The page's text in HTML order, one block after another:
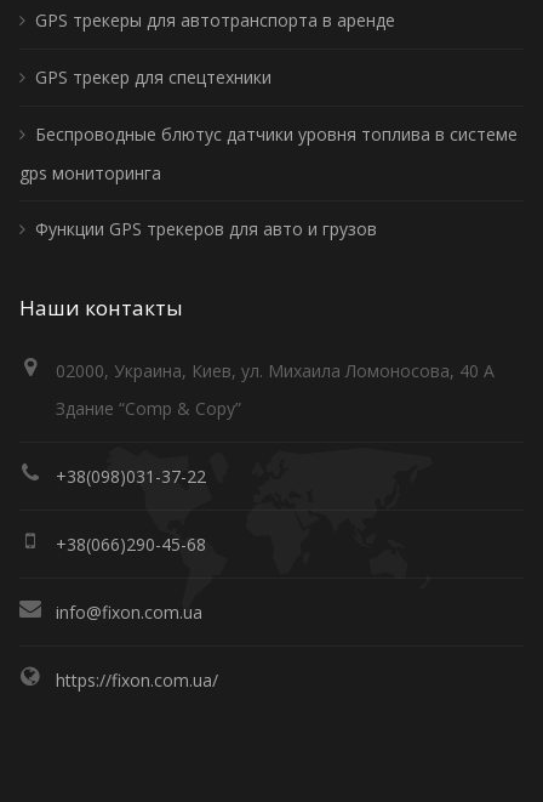
GPS трекеры для автотранспорта в аренде
GPS трекер для спецтехники
Беспроводные блютус датчики уровня топлива в системе
gps мониторинга
Функции GPS трекеров для авто и грузов
Наши контакты
02000, Украина, Киев, ул. Михаила Ломоносова, 40 А
Здание “Comp & Copy”
+38(098)031-37-22
+38(066)290-45-68
info@fixon.com.ua
https://fixon.com.ua/